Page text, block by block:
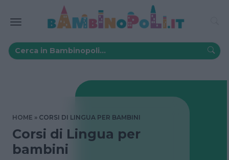
HOME CORSI DI LINGUA PER BAMBINI
Corsi di Lingua per
bambini